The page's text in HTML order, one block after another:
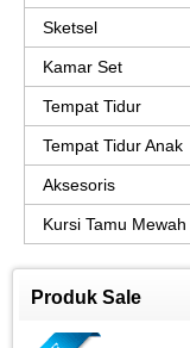
Sketsel
Kamar Set
Tempat Tidur
Tempat Tidur Anak
Aksesoris
Kursi Tamu Mewah
Produk Sale